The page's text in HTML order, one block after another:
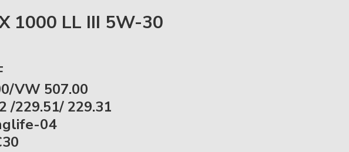
1000 LL III 5W-30
VW 507.00
/229.51/ 229.31
04